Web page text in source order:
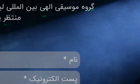
گروه موسیقی الهی بین المللی